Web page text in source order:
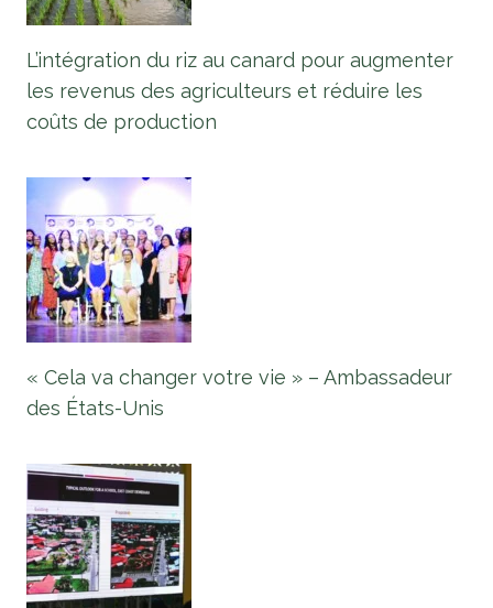
L’intégration du riz au canard pour augmenter
les revenus des agriculteurs et réduire les
coûts de production
« Cela va changer votre vie » – Ambassadeur
des États-Unis